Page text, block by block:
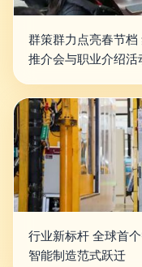
群策群力点亮春节
推介会与职业介绍活
行业新标杆 全球首
智能制造范式跃迁